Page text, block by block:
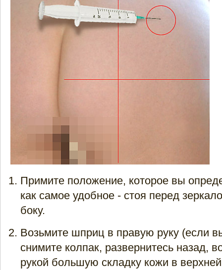
Примите положение, которое вы
как самое удобное - стоя перед
боку.
Возьмите шприц в правую руку (если
снимите колпак, развернитесь назад,
рукой большую складку кожи в